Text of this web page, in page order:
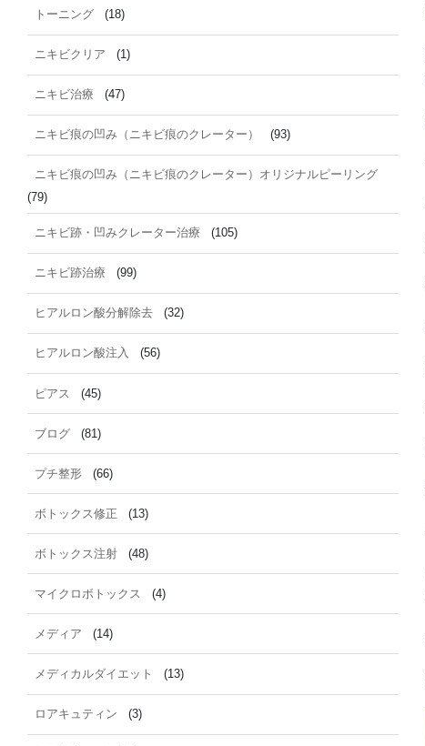
トーニング (18)
ニキビクリア (1)
ニキビ治療 (47)
ニキビ痕の凹み（ニキビ痕のクレーター） (93)
ニキビ痕の凹み（ニキビ痕のクレーター）オリジナルピーリング
(79)
ニキビ跡・凹みクレーター治療 (105)
ニキビ跡治療 (99)
ヒアルロン酸分解除去 (32)
ヒアルロン酸注入 (56)
ピアス (45)
ブログ (81)
プチ整形 (66)
ボトックス修正 (13)
ボトックス注射 (48)
マイクロボトックス (4)
メディア (14)
メディカルダイエット (13)
ロアキュティン (3)